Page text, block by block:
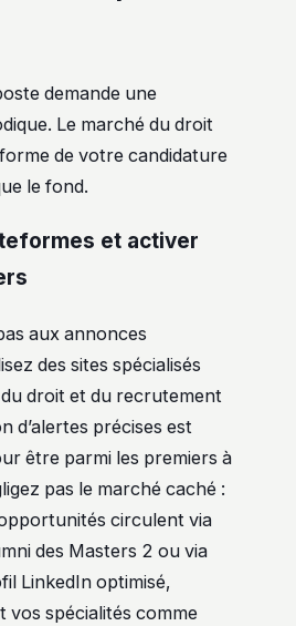
demande une
Le marché du droit
de votre candidature
le fond.
et activer
aux annonces
des sites spécialisés
droit et du recrutement
d’alertes précises est
être parmi les premiers à
pas le marché caché :
circulent via
des Masters 2 ou via
LinkedIn optimisé,
vos spécialités comme